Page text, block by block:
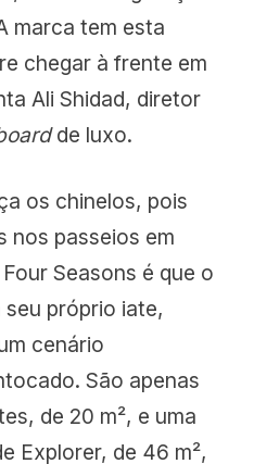
marca tem esta
chegar à frente em
Ali Shidad, diretor
de luxo.
os chinelos, pois
nos passeios em
Seasons é que o
próprio iate,
cenário
São apenas
de 20 m², e uma
Explorer, de 46 m²,